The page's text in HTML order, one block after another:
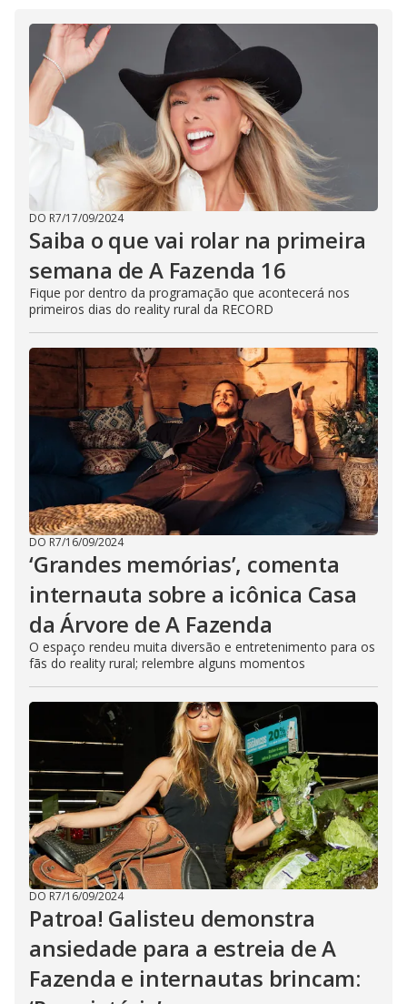
DO R7/17/09/2024
Saiba o que vai rolar na primeira
semana de A Fazenda 16
Fique por dentro da programação que acontecerá nos
primeiros dias do reality rural da RECORD
DO R7/16/09/2024
‘Grandes memórias’, comenta
internauta sobre a icônica Casa
da Árvore de A Fazenda
O espaço rendeu muita diversão e entretenimento para os
fãs do reality rural; relembre alguns momentos
DO R7/16/09/2024
Patroa! Galisteu demonstra
ansiedade para a estreia de A
Fazenda e internautas brincam: